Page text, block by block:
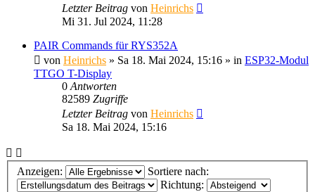
Letzter Beitrag von Heinrichs
Mi 31. Jul 2024, 11:28
PAIR Commands für RYS352A
von Heinrichs » Sa 18. Mai 2024, 15:16 » in ESP32-Modul
TTGO T-Display
0 Antworten
82589 Zugriffe
Letzter Beitrag von Heinrichs
Sa 18. Mai 2024, 15:16
Anzeigen:
Sortiere nach:
Richtung: